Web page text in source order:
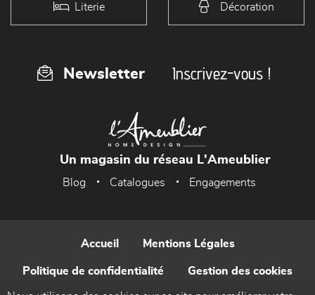
Literie Décoration
Newsletter Inscrivez-vous !
Un magasin du réseau L'Ameublier
Blog Catalogues Engagements
Accueil Mentions Légales
Politique de confidentialité Gestion des cookies